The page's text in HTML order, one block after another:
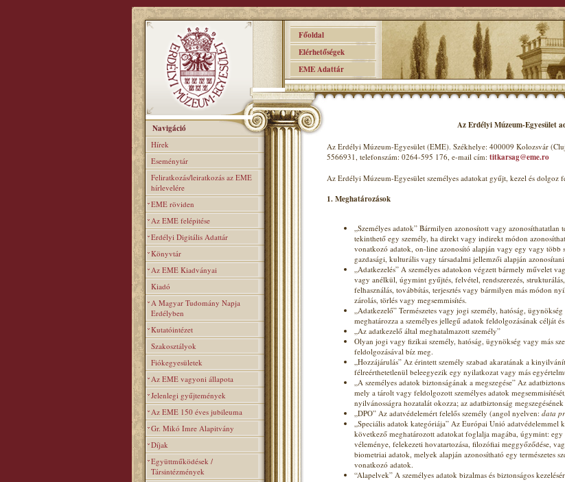
Főoldal
Elérhetőségek
EME Adattár
Navigáció
Hírek
Eseménytár
Feliratkozás/leiratkozás az EME
hírlevelére
EME röviden
Az EME felépitése
Erdélyi Digitális Adattár
Könyvtár
Az EME Kiadványai
Kiadó
A Magyar Tudomány Napja
Erdélyben
Kutatóintézet
Szakosztályok
Fiókegyesületek
Az EME vagyoni állapota
Jelenlegi gyűjtemények
Az EME 150 éves jubileuma
Gr. Mikó Imre Alapitvány
Díjak
Együttműködések /
Társintézmények
Az Erdélyi Múzeum-Egyesület
Az Erdélyi Múzeum-Egyesület (EME). Székhelye: 400009 Kolozsvár
5566931, telefonszám: 0264-595 176, e-mail cím: titkarsag@eme.ro
Az Erdélyi Múzeum-Egyesület személyes adatokat gyűjt, kezel és dolgoz
1. Meghatározások
„Személyes adatok” Bármilyen azonosított vagy
tekinthető egy személy, ha direkt vagy indirekt módon
vonatkozó adatok, on-line azonosító alapján vagy egy vagy
gazdasági, kulturális vagy társadalmi jellemzői alapján
„Adatkezelés” A személyes adatokon végzett bármely művelet
vagy anélkül, úgymint gyűjtés, felvétel, rendszerezés,
felhasználás, továbbítás, terjesztés vagy bármilyen más módon
zárolás, törlés vagy megsemmisítés.
„Adatkezelő” Természetes vagy jogi személy, hatóság,
meghatározza a személyes jellegű adatok feldolgozásának célját
„Az adatkezelő által meghatalmazott személy”
Olyan jogi vagy fizikai személy, hatóság, ügynökség vagy más
feldolgozásával bíz meg.
„Hozzájárulás” Az érintett személy szabad akaratának a
félreérthetetlenül beleegyezik egy nyilatkozat vagy más
„A személyes adatok biztonságának a megszegése” Az
mely a tárolt vagy feldolgozott személyes adatok
nyilvánosságra hozatalát okozza; az adatbiztonság
„DPO” Az adatvédelemért felelős személy (angol nyelven: data
„Speciális adatok kategóriája” Az Európai Unió adatvédelemmel
következő meghatározott adatokat foglalja magába, úgymint:
véleménye, felekezeti hovatartozása, filozófiai meggyőződése,
biometriai adatok, melyek alapján azonosítható egy természetes
vonatkozó adatok.
“Alapelvek” A személyes adatok bizalmas és biztonságos